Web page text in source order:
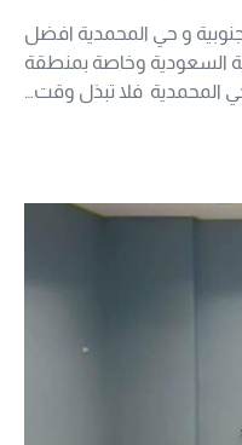
و حي المحمدية افضل
السعودية وخاصة بمنطقة
المحمدية فلا تبذل وقت…